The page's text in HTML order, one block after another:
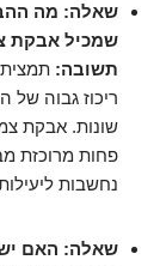
שאלה: מה
שמכיל אבקת
תשובה:
ריכוז גבוה
שונות. אבקת
פחות מרוכזת
נחשבות
שאלה: האם